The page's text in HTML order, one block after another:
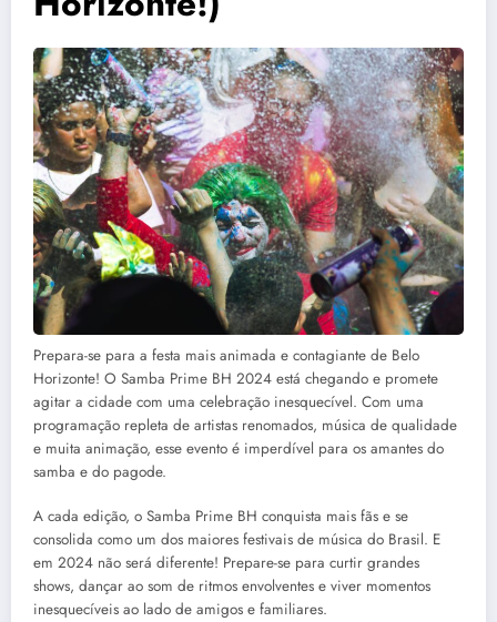
Prepara-se para a festa mais animada e contagiante de Belo
Horizonte! O Samba Prime BH 2024 está chegando e promete
agitar a cidade com uma celebração inesquecível. Com uma
programação repleta de artistas renomados, música de qualidade
e muita animação, esse evento é imperdível para os amantes do
samba e do pagode.
A cada edição, o Samba Prime BH conquista mais fãs e se
consolida como um dos maiores festivais de música do Brasil. E
em 2024 não será diferente! Prepare-se para curtir grandes
shows, dançar ao som de ritmos envolventes e viver momentos
inesquecíveis ao lado de amigos e familiares.